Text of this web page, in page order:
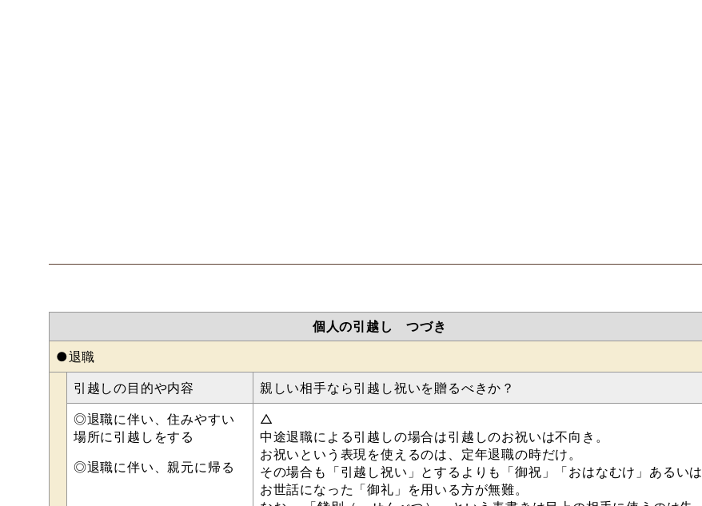
個人の引越し つづき
●退職
引越しの目的や内容
親しい相手なら引越し祝いを贈るべきか？
◎退職に伴い、住みやすい
場所に引越しをする
◎退職に伴い、親元に帰る
△
中途退職による引越しの場合は引越しのお祝いは不向き。
お祝いという表現を使えるのは、定年退職の時だけ。
その場合も「引越し祝い」とするよりも「御祝」「おはなむけ」あるいは
お世話になった「御礼」を用いる方が無難。